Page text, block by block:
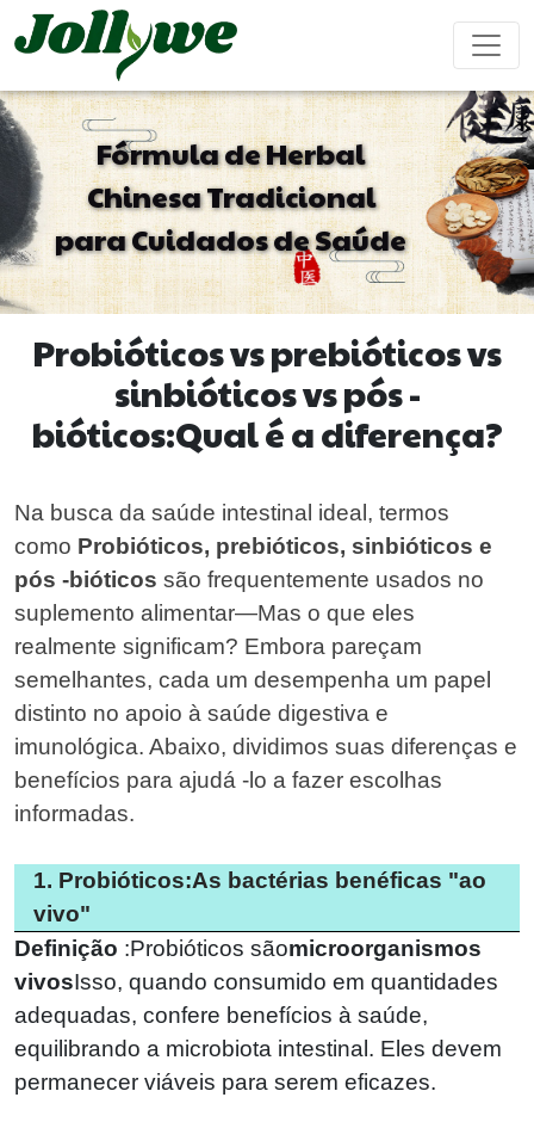
Obstipação
Tratamento
Suplementos
para
Emagrecer
Suplemento
Beleza
Reforço
Sistema
Imunológico
Revigorante
Masculino
Doenças
Suplemento
Suplemento
Bolo Ejiao
Comprimidos/Pílulas Cápsulas Bebida em pó
Bebida líquida
Saquinhos de
Chá
Bala de Goma
Sem Açúcar
Fórmula de Herbal
Chinesa Tradicional
para Cuidados de Saúde
Probióticos vs prebióticos vs
sinbióticos vs pós -
bióticos:Qual é a diferença?
Na busca da saúde intestinal ideal, termos
como Probióticos, prebióticos, sinbióticos e
pós -bióticos são frequentemente usados ​​no
suplemento alimentar—Mas o que eles
realmente significam? Embora pareçam
semelhantes, cada um desempenha um papel
distinto no apoio à saúde digestiva e
imunológica. Abaixo, dividimos suas diferenças e
benefícios para ajudá -lo a fazer escolhas
informadas.
1. Probióticos:As bactérias benéficas "ao
vivo"
Definição :Probióticos sãomicroorganismos
vivosIsso, quando consumido em quantidades
adequadas, confere benefícios à saúde,
equilibrando a microbiota intestinal. Eles devem
permanecer viáveis ​​para serem eficazes.